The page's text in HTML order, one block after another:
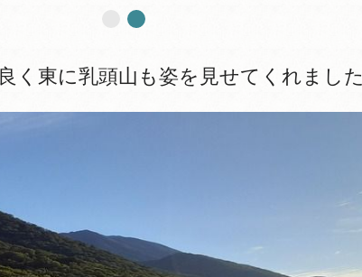
東に乳頭山も姿を見せてくれました